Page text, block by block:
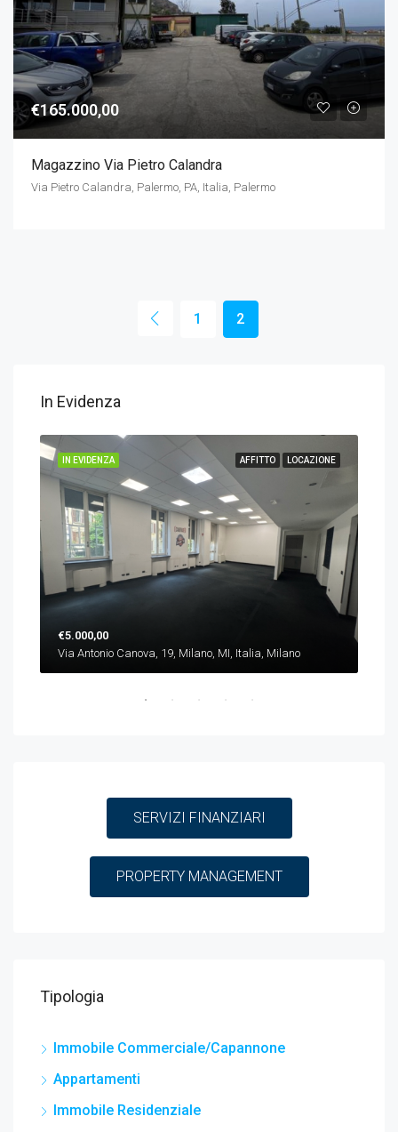
€165.000,00
Magazzino Via Pietro Calandra
Via Pietro Calandra, Palermo, PA, Italia, Palermo
1 2
In Evidenza
AFFITTO LOCAZIONE
IN EVIDENZA
€5.000,00
Via Antonio Canova, 19, Milano, MI, Italia, Milano
SERVIZI FINANZIARI
PROPERTY MANAGEMENT
Tipologia
Immobile Commerciale/Capannone
Appartamenti
Immobile Residenziale